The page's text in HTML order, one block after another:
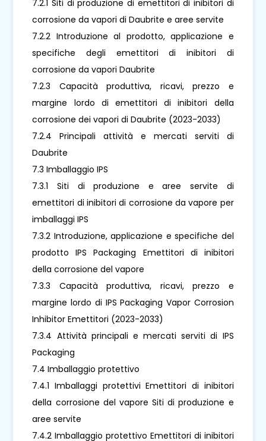
7.2.1 Siti di produzione di emettitori di inibitori di
corrosione da vapori di Daubrite e aree servite
7.2.2 Introduzione al prodotto, applicazione e
specifiche degli emettitori di inibitori di
corrosione da vapori Daubrite
7.2.3 Capacità produttiva, ricavi, prezzo e
margine lordo di emettitori di inibitori della
corrosione dei vapori di Daubrite (2023-2033)
7.2.4 Principali attività e mercati serviti di
Daubrite
7.3 Imballaggio IPS
7.3.1 Siti di produzione e aree servite di
emettitori di inibitori di corrosione da vapore per
imballaggi IPS
7.3.2 Introduzione, applicazione e specifiche del
prodotto IPS Packaging Emettitori di inibitori
della corrosione del vapore
7.3.3 Capacità produttiva, ricavi, prezzo e
margine lordo di IPS Packaging Vapor Corrosion
Inhibitor Emettitori (2023-2033)
7.3.4 Attività principali e mercati serviti di IPS
Packaging
7.4 Imballaggio protettivo
7.4.1 Imballaggi protettivi Emettitori di inibitori
della corrosione del vapore Siti di produzione e
aree servite
7.4.2 Imballaggio protettivo Emettitori di inibitori